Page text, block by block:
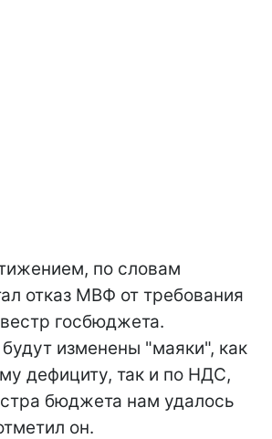
по словам
отказ МВФ от требования
госбюджета.
изменены "маяки", как
дефициту, так и по НДС,
бюджета нам удалось
он.